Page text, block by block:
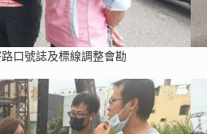
口號誌及標線調整會勘